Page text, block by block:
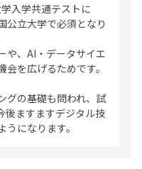
入学共通テストに
公立大学で必須となり
や、AI・データサイエ
を広げるためです。
グの基礎も問われ、試
後ますますデジタル技
になります。